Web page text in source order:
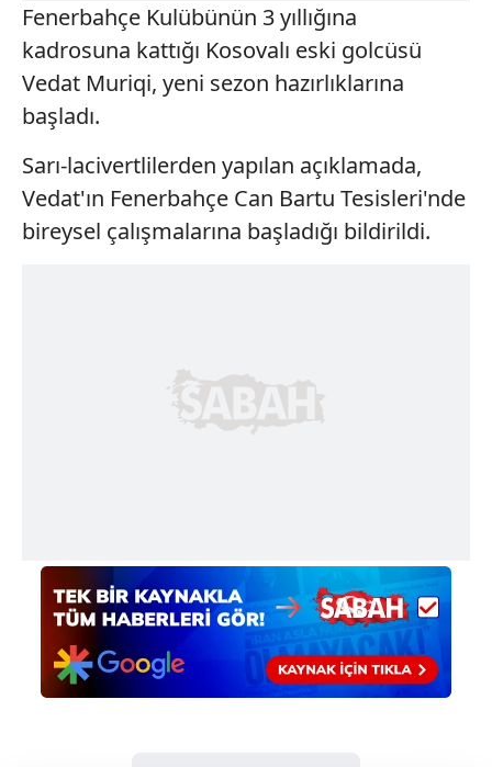
Fenerbahçe Kulübünün 3 yıllığına
kadrosuna kattığı Kosovalı eski golcüsü
Vedat Muriqi, yeni sezon hazırlıklarına
başladı.
Sarı-lacivertlilerden yapılan açıklamada,
Vedat'ın Fenerbahçe Can Bartu Tesisleri'nde
bireysel çalışmalarına başladığı bildirildi.